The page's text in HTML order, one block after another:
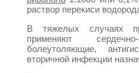
раствор перекиси
В тяжелых случаях
применяют
болеутоляющие,
вторичной инфекции